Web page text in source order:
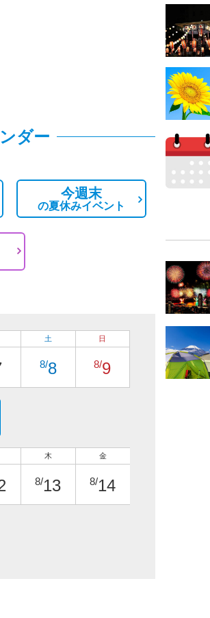
ダー
今週末
の夏休みイベント
土
8/8
日
8/9
木
8/13
金
8/14